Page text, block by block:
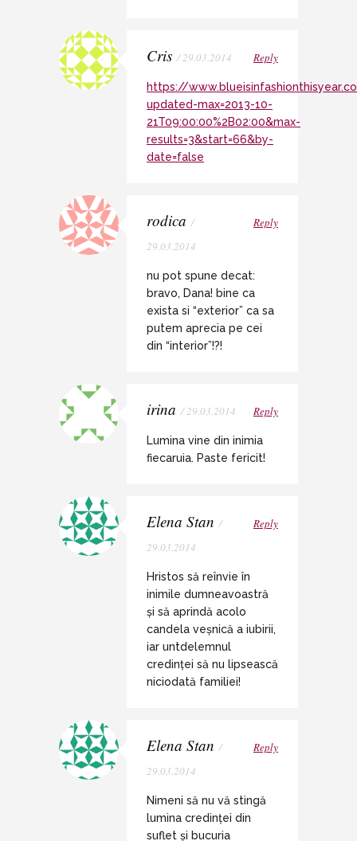
Cris / 29.03.2014 Reply
https://
updated-max=2013-10-
21T09:00:00%2B02:00&max-
results=3&start=66&by-
date=false
rodica /
29.03.2014
Reply
nu pot spune decat:
bravo, Dana! bine ca
exista si “exterior” ca sa
putem aprecia pe cei
din “interior”!?!
irina / 29.03.2014 Reply
Lumina vine din inimia
fiecaruia. Paste fericit!
Elena Stan /
29.03.2014
Reply
Hristos să reînvie în
inimile dumneavoastră
și să aprindă acolo
candela veșnică a iubirii,
iar untdelemnul
credinței să nu lipsească
niciodată familiei!
Elena Stan /
29.03.2014
Reply
Nimeni să nu vă stingă
lumina credinței din
suflet și bucuria